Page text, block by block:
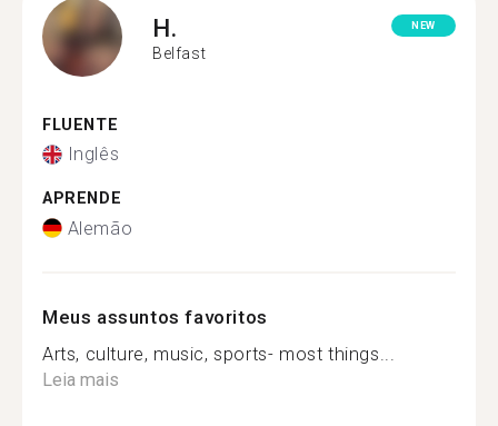
H.
Belfast
NEW
FLUENTE
Inglês
APRENDE
Alemão
Meus assuntos favoritos
Arts, culture, music, sports- most things...
Leia mais